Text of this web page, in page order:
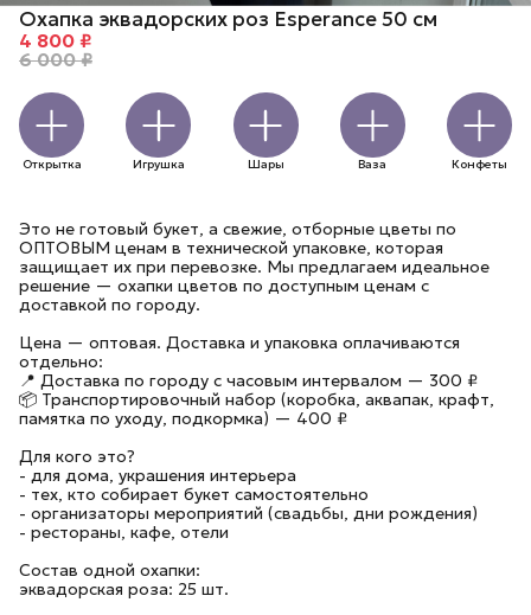
Охапка эквадорских роз Esperance 50 см
4 800 ₽
6 000 ₽
Открытка Игрушка Шары Ваза Конфеты
Это не готовый букет, а свежие, отборные цветы по
ОПТОВЫМ ценам в технической упаковке, которая
защищает их при перевозке. Мы предлагаем идеальное
решение — охапки цветов по доступным ценам с
доставкой по городу.
Цена — оптовая. Доставка и упаковка оплачиваются
отдельно:
📍 Доставка по городу с часовым интервалом — 300 ₽
📦 Транспортировочный набор (коробка, аквапак, крафт,
памятка по уходу, подкормка) — 400 ₽
Для кого это?
- для дома, украшения интерьера
- тех, кто собирает букет самостоятельно
- организаторы мероприятий (свадьбы, дни рождения)
- рестораны, кафе, отели
Состав одной охапки:
эквадорская роза: 25 шт.